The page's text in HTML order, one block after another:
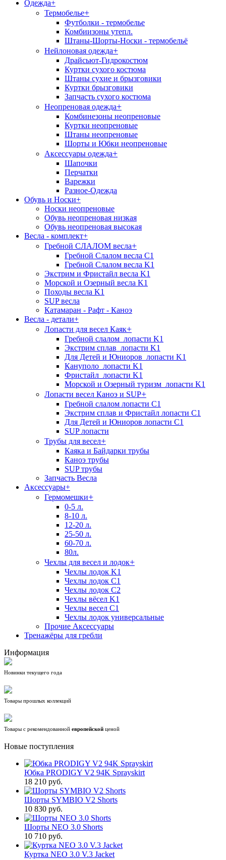
Одежда+
Термобелье+
Футболки - термобелье
Комбиизоны утепл.
Штаны-Шорты-Носки - термобельё
Нейлоновая одежда+
Драйсьют-Гидрокостюм
Куртки сухого костюма
Штаны сухие и брызговики
Куртки брызговики
Запчасть сухого костюма
Неопреновая одежда+
Комбинезоны неопреновые
Куртки неопреновые
Штаны неопреновые
Шорты и Юбки неопреновые
Аксессуары одежда+
Шапочки
Перчатки
Варежки
Разное-Одежда
Обувь и Носки+
Носки неопреновые
Обувь неопреновая низкая
Обувь неопреновая высокая
Весла - комплект+
Гребной СЛАЛОМ весла+
Гребной Слалом весла C1
Гребной Слалом весла K1
Экстрим и Фристайл весла K1
Морской и Озерный весла K1
Походы весла K1
SUP весла
Катамаран - Рафт - Каноэ
Весла - детали+
Лопасти для весел Каяк+
Гребной слалом_лопасти K1
Экстрим сплав_лопасти K1
Для Детей и Юниоров_лопасти K1
Кануполо_лопасти K1
Фристайл_лопасти K1
Морской и Озерный туризм_лопасти K1
Лопасти весел Каноэ и SUP+
Гребной слалом лопасти C1
Экстрим сплав и Фристайл лопасти C1
Для Детей и Юниоров лопасти C1
SUP лопасти
Трубы для весел+
Каяка и Байдарки трубы
Каноэ трубы
SUP трубы
Запчасть Весла
Аксессуары+
Гермомешки+
0-5 л.
8-10 л.
12-20 л.
25-50 л.
60-70 л.
80л.
Чехлы для весел и лодок+
Чехлы лодок K1
Чехлы лодок C1
Чехлы лодок C2
Чехлы вёсел K1
Чехлы весел C1
Чехлы лодок универсальные
Прочие Аксессуары
Тренажёры для гребли
Информация
Новинки текущего года
Товары прошлых коллекций
Товары с рекомендованной европейской ценой
Новые поступления
Юбка PRODIGY V2 94K Sprayskirt
18 210 руб.
Шорты SYMBIO V2 Shorts
10 830 руб.
Шорты NEO 3.0 Shorts
10 710 руб.
Куртка NEO 3.0 V.3 Jacket